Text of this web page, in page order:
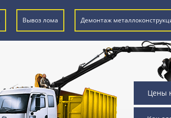
Вывоз лома Демонтаж
Цены